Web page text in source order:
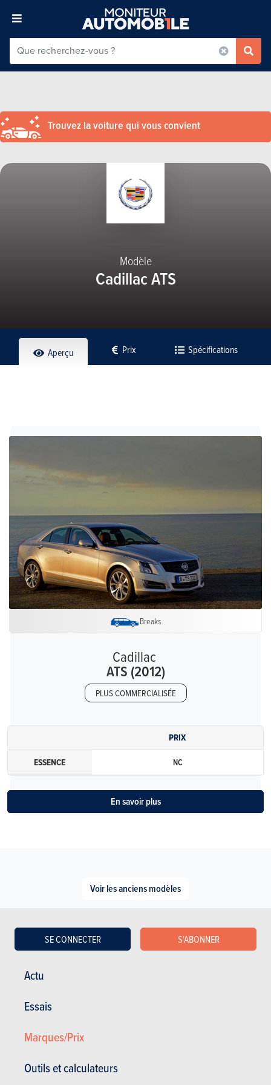
Actu
Essais
Marques/Prix
Outils et calculateurs
SE CONNECTER S'ABONNER
Trouvez la voiture qui vous convient
Modèle
Cadillac ATS
Aperçu Prix Spécifications
Breaks
Cadillac
ATS (2012)
PLUS COMMERCIALISÉE
PRIX
ESSENCE
NC
En savoir plus
Voir les anciens modèles